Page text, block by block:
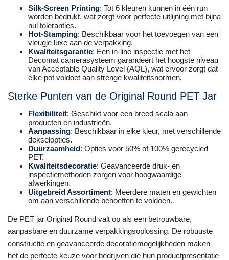
Silk-Screen Printing: Tot 6 kleuren kunnen in één run
worden bedrukt, wat zorgt voor perfecte uitlijning met bijna
nul toleranties.
Hot-Stamping: Beschikbaar voor het toevoegen van een
vleugje luxe aan de verpakking.
Kwaliteitsgarantie: Een in-line inspectie met het
Decomat camerasysteem garandeert het hoogste niveau
van Acceptable Quality Level (AQL), wat ervoor zorgt dat
elke pot voldoet aan strenge kwaliteitsnormen.
Sterke Punten van de Original Round PET Jar
Flexibiliteit: Geschikt voor een breed scala aan
producten en industrieën.
Aanpassing: Beschikbaar in elke kleur, met verschillende
dekselopties.
Duurzaamheid: Opties voor 50% of 100% gerecycled
PET.
Kwaliteitsdecoratie: Geavanceerde druk- en
inspectiemethoden zorgen voor hoogwaardige
afwerkingen.
Uitgebreid Assortiment: Meerdere maten en gewichten
om aan verschillende behoeften te voldoen.
De PET jar Original Round valt op als een betrouwbare,
aanpasbare en duurzame verpakkingsoplossing. De robuuste
constructie en geavanceerde decoratiemogelijkheden maken
het de perfecte keuze voor bedrijven die hun productpresentatie